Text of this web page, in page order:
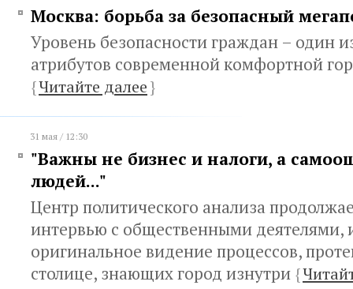
Москва: борьба за безопасный
Уровень безопасности граждан – один
атрибутов современной комфортной
{Читайте далее}
31 мая / 12:30
"Важны не бизнес и налоги, а
людей..."
Центр политического анализа
интервью с общественными
оригинальное видение процессов,
столице, знающих город изнутри {